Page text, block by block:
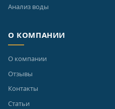
Анализ воды
О КОМПАНИИ
О компании
Отзывы
Контакты
Статьи